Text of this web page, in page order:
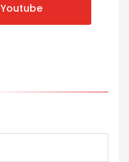
Youtube